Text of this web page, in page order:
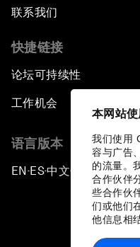
本网站
我们使用
容与广告
的流量。
合作伙伴
些合作伙
们或他们
他信息相
联系我们
快捷链接
论坛可持续性
工作机会
语言版本
EN ▪ES▪中文▪ 日本語